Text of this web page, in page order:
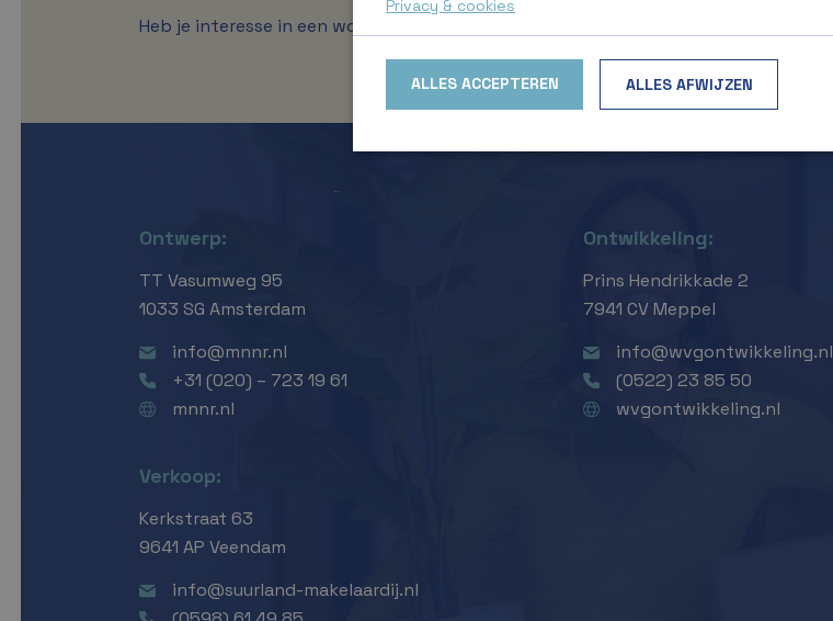
Heb je interesse in een woning in Golfkop – Veendam? Blijf ons dan volgen!
Ontwerp:
TT Vasumweg 95
1033 SG Amsterdam
info@mnnr.nl
+31 (020) – 723 19 61
mnnr.nl
Ontwikkeling:
Prins Hendrikkade 2
7941 CV Meppel
info@wvgontwikkeling.nl
(0522) 23 85 50
wvgontwikkeling.nl
Verkoop:
Kerkstraat 63
9641 AP Veendam
info@suurland-makelaardij.nl
Privacy & cookies
ALLES ACCEPTEREN ALLES AFWIJZEN